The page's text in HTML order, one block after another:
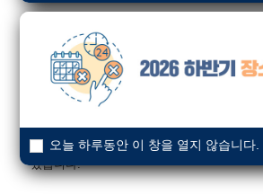
오륜교회 본관 6층에 위치한 오륜도서관은
따른 체계적인 도서분류와 14,000여 권의 장
오륜의 성도 및 타교인이나 지역사회를 위해
있습니다.
한 달에 한 번씩 전 분야에 걸친 베스트셀러
구입하고 있으며, 특별히 신앙에 도움을 줄
신앙서적 뿐 아니라 다음세대인 아동과 청소
도서를 많이 소장하고 별도로 배치하여 이
있습니다.
오늘 하루동안 이 창을 열지 않습니다.